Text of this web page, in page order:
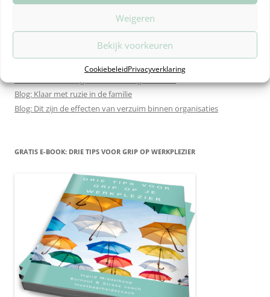
Weigeren
Bekijk voorkeuren
CookiebeleidPrivacyverklaring
Blog: Teamcoaching en De Vissenkom
Blog: Ja zeggen en dan toch nee doen.
Blog: Relatieproblemen en verzuim: wat kun je als werkgever doen?
Blog: Zo krijg je meer grip op verzuim
Blog: Klaar met ruzie in de familie
Blog: Dit zijn de effecten van verzuim binnen organisaties
GRATIS E-BOOK: DRIE TIPS VOOR GRIP OP WERKPLEZIER